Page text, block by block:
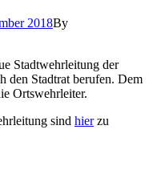
2018By
Stadtwehrleitung der
den Stadtrat berufen. Dem
Ortswehrleiter.
sind hierzu